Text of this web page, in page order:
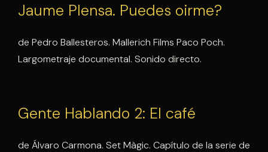
Jaume Plensa. Puedes oirme?
de Pedro Ballesteros. Mallerich Films Paco Poch.
Largometraje documental. Sonido directo.
Gente Hablando 2: El café
de Álvaro Carmona. Set Màgic. Capítulo de la serie de